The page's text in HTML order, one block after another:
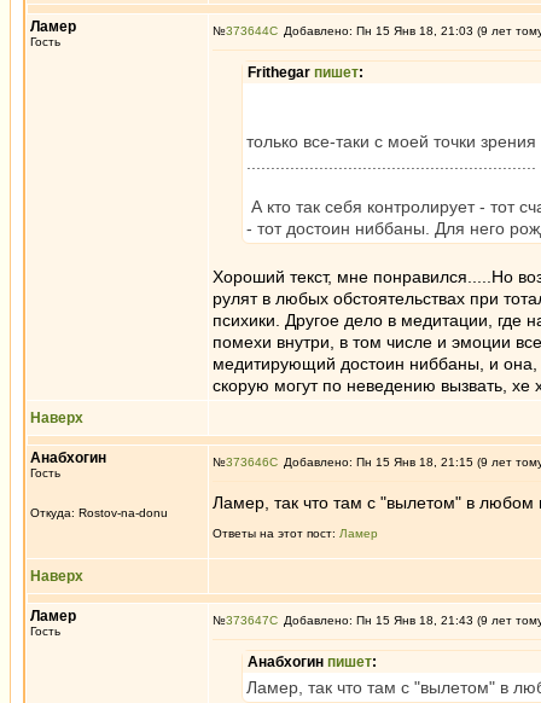
Ламер
Гость
№373644 Добавлено: Пн 15 Янв 18, 21:03 (9 лет
Frithegar пишет:
только все-таки с моей точки
А кто так себя контролирует - тот
- тот достоин ниббаны. Для него
Хороший текст, мне понравился.....Но
рулят в любых обстоятельствах при
психики. Другое дело в медитации, где
помехи внутри, в том числе и эмоции
медитирующий достоин ниббаны, и она,
скорую могут по неведению вызвать, хе
Наверх
Анабхогин
Гость
Откуда: Rostov-na-donu
№373646 Добавлено: Пн 15 Янв 18, 21:15 (9 лет
Ламер, так что там с "вылетом" в
Ответы на этот пост: Ламер
Наверх
Ламер
Гость
№373647 Добавлено: Пн 15 Янв 18, 21:43 (9 лет
Анабхогин пишет:
Ламер, так что там с "вылетом" в